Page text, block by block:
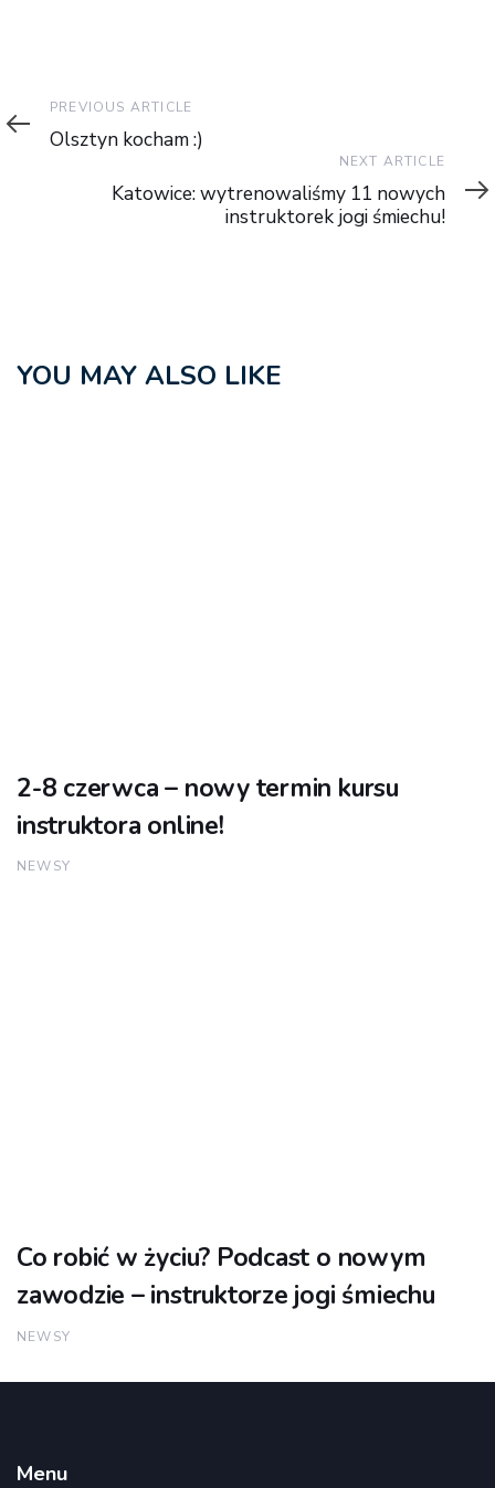
Previous
Article
PREVIOUS ARTICLE
Olsztyn kocham :)
NEXT ARTICLE
Katowice: wytrenowaliśmy 11 nowych
instruktorek jogi śmiechu!
YOU MAY ALSO LIKE
2-8 czerwca – nowy termin kursu
instruktora online!
NEWSY
Co robić w życiu? Podcast o nowym
zawodzie – instruktorze jogi śmiechu
NEWSY
Menu